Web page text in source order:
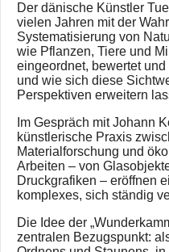
Der dänische Künstler
vielen Jahren mit der
Systematisierung von
wie Pflanzen, Tiere und
eingeordnet, bewertet
und wie sich diese
Perspektiven erweitern
Im Gespräch mit Johann
künstlerische Praxis
Materialforschung und
Arbeiten – von
Druckgrafiken – eröffnen
komplexes, sich ständig
Die Idee der
zentralen Bezugspunkt: